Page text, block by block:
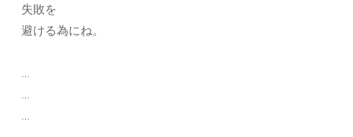
失敗を
避ける為にね。
…
…
…